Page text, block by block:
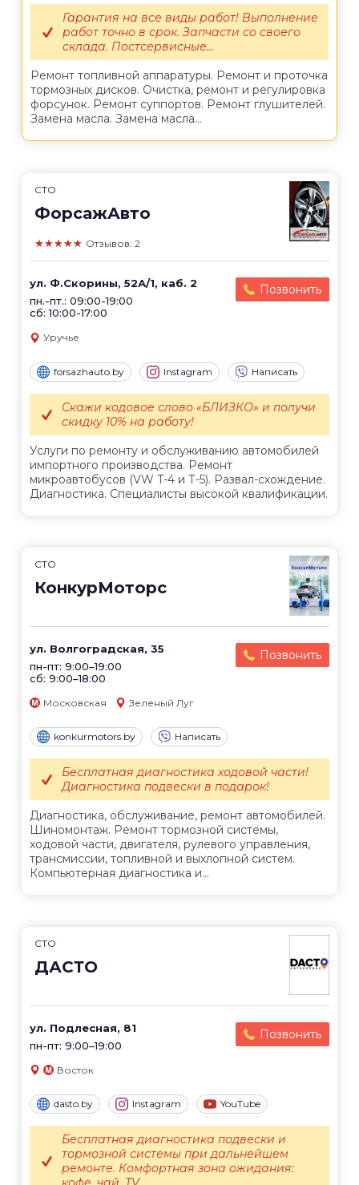
Ремонт топливной аппаратуры. Ремонт и проточка
тормозных дисков. Очистка, ремонт и регулировка
форсунок. Ремонт суппортов. Ремонт глушителей.
Замена масла. Замена масла...
Гарантия на все виды работ! Выполнение
работ точно в срок. Запчасти со своего
склада. Постсервисные...
СТО
ФорсажАвто
★★★★★ Отзывов: 2
ул. Ф.Скорины, 52А/1, каб. 2
пн.-пт.: 09:00-19:00
сб: 10:00-17:00
Позвонить
Уручье
forsazhauto.by Instagram Написать
Услуги по ремонту и обслуживанию автомобилей
импортного производства. Ремонт
микроавтобусов (VW T-4 и Т-5). Развал-схождение.
Диагностика. Специалисты высокой квалификации.
Скажи кодовое слово «БЛИЗКО» и получи
скидку 10% на работу!
СТО
КонкурМоторс
ул. Волгоградская, 35
пн-пт: 9:00–19:00
сб: 9:00–18:00
Позвонить
Московская Зеленый Луг
konkurmotors.by Написать
Диагностика, обслуживание, ремонт автомобилей.
Шиномонтаж. Ремонт тормозной системы,
ходовой части, двигателя, рулевого управления,
трансмиссии, топливной и выхлопной систем.
Компьютерная диагностика и...
Бесплатная диагностика ходовой части!
Диагностика подвески в подарок!
СТО
ДАСТО
ул. Подлесная, 81
пн-пт: 9:00–19:00
Позвонить
Восток
dasto.by Instagram YouTube
Бесплатная диагностика подвески и
тормозной системы при дальнейшем
ремонте. Комфортная зона ожидания: